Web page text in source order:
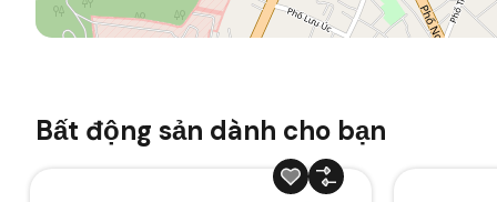
Bất động sản dành cho bạn